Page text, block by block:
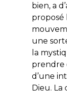
bien, a
proposé
une
la
prendre
d’une
Dieu.